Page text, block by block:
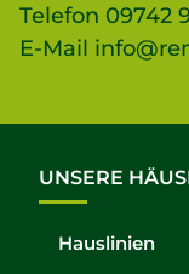
Telefon 09742
E-Mail
UNSERE
Hauslinien